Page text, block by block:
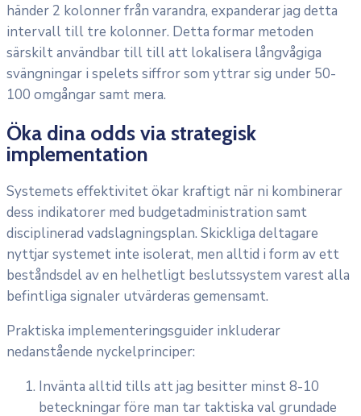
händer 2 kolonner från varandra, expanderar jag detta
intervall till tre kolonner. Detta formar metoden
särskilt användbar till till att lokalisera långvågiga
svängningar i spelets siffror som yttrar sig under 50-
100 omgångar samt mera.
Öka dina odds via strategisk
implementation
Systemets effektivitet ökar kraftigt när ni kombinerar
dess indikatorer med budgetadministration samt
disciplinerad vadslagningsplan. Skickliga deltagare
nyttjar systemet inte isolerat, men alltid i form av ett
beståndsdel av en helhetligt beslutssystem varest alla
befintliga signaler utvärderas gemensamt.
Praktiska implementeringsguider inkluderar
nedanstående nyckelprinciper:
Invänta alltid tills att jag besitter minst 8-10
beteckningar före man tar taktiska val grundade